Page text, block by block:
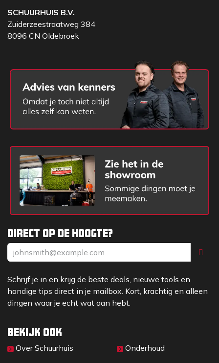
Direct op de hoogte?
Schrijf je in en krijg de beste deals, nieuwe tools en
handige tips direct in je mailbox. Kort, krachtig en alleen
dingen waar je echt wat aan hebt.
Bekijk ook
Over Sc​huurhuis
Onderhoud
SCHUURHUIS B.V.
Zuiderzeestraatweg 384
8096 CN Oldebroek